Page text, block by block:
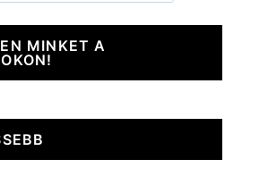
MINKET A